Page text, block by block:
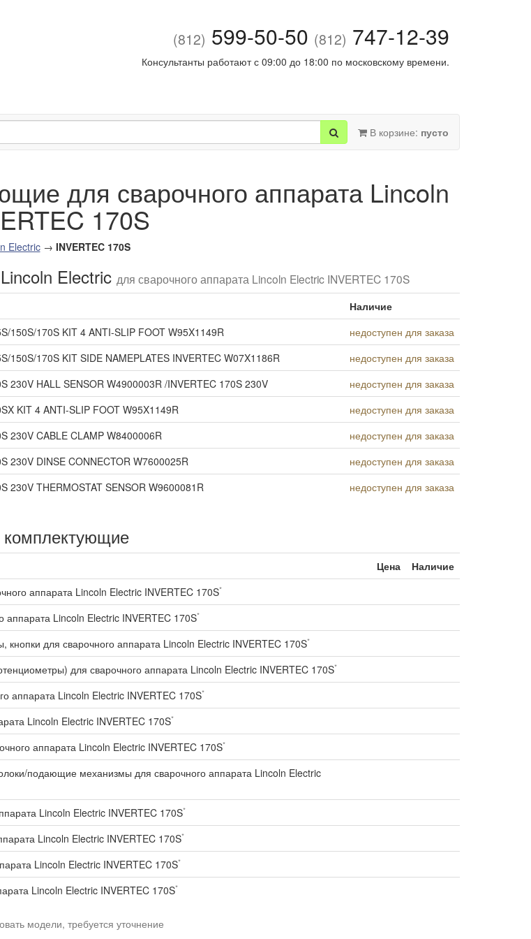
(812) 599-50-50 (812) 747-12-39
Консультанты работают с 09:00 до 18:00 по московскому времени.
В корзине: пусто
для сварочного аппарата Lincoln
170S
Electric→ INVERTEC 170S
Electric для сварочного аппарата Lincoln Electric INVERTEC 170S
Наличие
150S/170S KIT 4 ANTI-SLIP FOOT W95X1149R
недоступен для заказа
150S/170S KIT SIDE NAMEPLATES INVERTEC W07X1186R
недоступен для заказа
230V HALL SENSOR W4900003R /INVERTEC 170S 230V
недоступен для заказа
KIT 4 ANTI-SLIP FOOT W95X1149R
недоступен для заказа
230V CABLE CLAMP W8400006R
недоступен для заказа
230V DINSE CONNECTOR W7600025R
недоступен для заказа
230V THERMOSTAT SENSOR W9600081R недоступен для заказа
Цена
Наличие
аппарата Lincoln Electric INVERTEC 170S*
аппарата Lincoln Electric INVERTEC 170S*
кнопки для сварочного аппарата Lincoln Electric INVERTEC 170S*
для сварочного аппарата Lincoln Electric INVERTEC 170S*
аппарата Lincoln Electric INVERTEC 170S*
Lincoln Electric INVERTEC 170S*
аппарата Lincoln Electric INVERTEC 170S*
подающие механизмы для сварочного аппарата Lincoln Electric
Lincoln Electric INVERTEC 170S*
Lincoln Electric INVERTEC 170S*
Lincoln Electric INVERTEC 170S*
Lincoln Electric INVERTEC 170S*
модели, требуется уточнение